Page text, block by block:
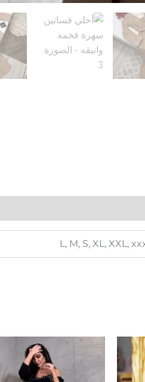
L, M, S, XL, XXL,